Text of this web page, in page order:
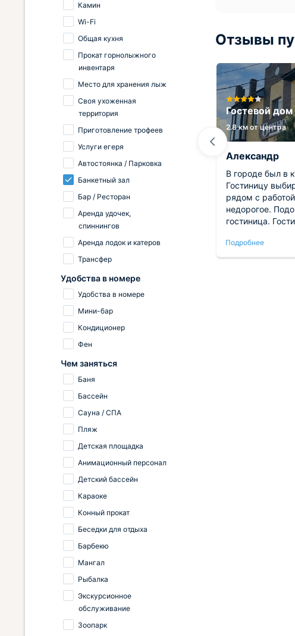
Отзывы
Санаторий Сосновый бор
2.7 км от центра
Нина
В этом месте оказались не
запланировано, тем не менее,
неплохо провели несколько дней,
отдохнув от работы. Условия к
спокойному отдыху располагают,
совершенно ненавязчивые. Кухня
понравилась. Еда хорошего
Подробнее
Гостевой дом
2.8 км от центра
Александр
В городе был в
Гостиницу
рядом с
недорогое.
гостиница.
меня быстро,
услуги. Номер
Подробнее
Камин
Wi-Fi
Общая кухня
Прокат горнолыжного
инвентаря
Место для хранения лыж
Своя ухоженная
территория
Приготовление трофеев
Услуги егеря
Автостоянка / Парковка
Банкетный зал
Бар / Ресторан
Аренда удочек,
спиннингов
Аренда лодок и катеров
Трансфер
Удобства в номере
Удобства в номере
Мини-бар
Кондиционер
Фен
Чем заняться
Баня
Бассейн
Сауна / СПА
Пляж
Детская площадка
Анимационный персонал
Детский бассейн
Караоке
Конный прокат
Беседки для отдыха
Барбекю
Мангал
Рыбалка
Экскурсионное
обслуживание
Зоопарк